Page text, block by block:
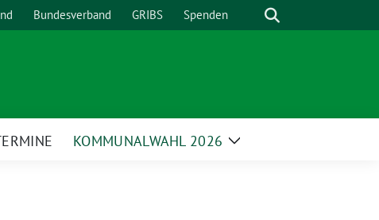
Bundesverband GRIBS Spenden Suche
KOMMUNALWAHL 2026
Zeige